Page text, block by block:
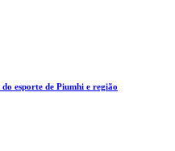
esporte de Piumhi e região